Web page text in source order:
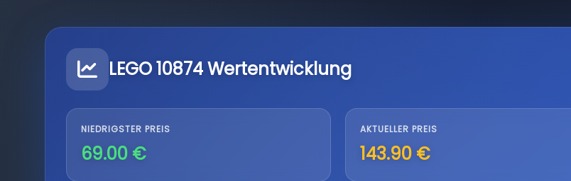
LEGO 10874 Wertentwicklung
NIEDRIGSTER PREIS
69.00 €
AKTUELLER PREIS
143.90 €